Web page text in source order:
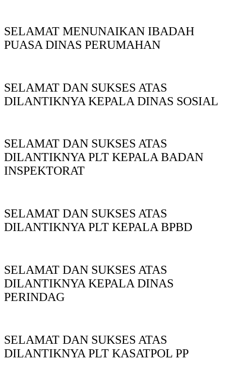
SELAMAT MENUNAIKAN IBADAH
PUASA DINAS PERUMAHAN
SELAMAT DAN SUKSES ATAS
DILANTIKNYA KEPALA DINAS SOSIAL
SELAMAT DAN SUKSES ATAS
DILANTIKNYA PLT KEPALA BADAN
INSPEKTORAT
SELAMAT DAN SUKSES ATAS
DILANTIKNYA PLT KEPALA BPBD
SELAMAT DAN SUKSES ATAS
DILANTIKNYA KEPALA DINAS
PERINDAG
SELAMAT DAN SUKSES ATAS
DILANTIKNYA PLT KASATPOL PP